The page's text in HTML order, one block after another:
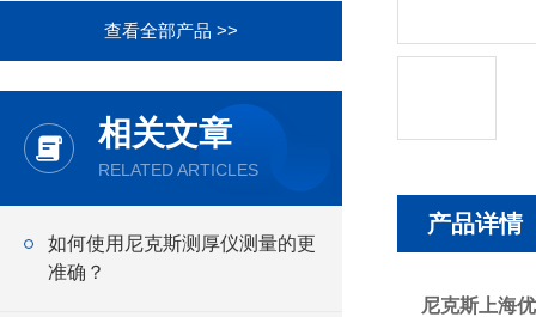
查看全部产品 >>
相关文章
RELATED ARTICLES
如何使用尼克斯测厚仪测量的更
准确？
产品详情
尼克斯上海